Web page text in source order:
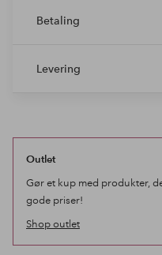
Betaling
Levering
Outlet
Gør et kup med produkter,
gode priser!
Shop outlet